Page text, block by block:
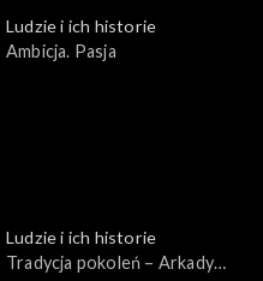
Ludzie i ich historie
Ambicja. Pasja
Ludzie i ich historie
Tradycja pokoleń – Arkady